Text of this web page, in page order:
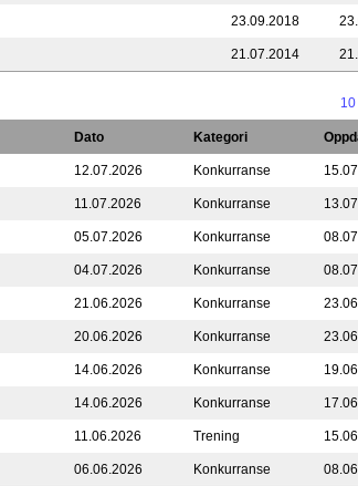
23.09.2018
21.07.2014
10
Dato Kategori
12.07.2026 Konkurranse
11.07.2026 Konkurranse
05.07.2026 Konkurranse
04.07.2026 Konkurranse
21.06.2026 Konkurranse
20.06.2026 Konkurranse
14.06.2026 Konkurranse
14.06.2026 Konkurranse
11.06.2026 Trening
06.06.2026 Konkurranse